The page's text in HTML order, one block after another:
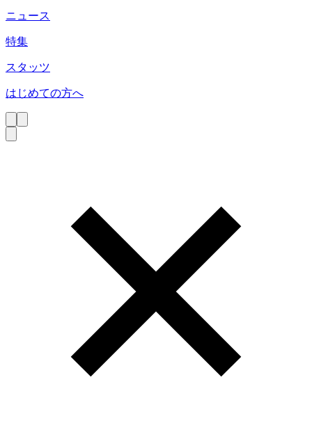
ニュース
特集
スタッツ
はじめての方へ